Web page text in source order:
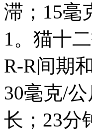
滞；15毫
1。猫十
R-R间期
30毫克/
长；23分